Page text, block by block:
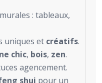
: tableaux,
uniques et créatifs.
chic, bois, zen.
agencement.
shui pour un